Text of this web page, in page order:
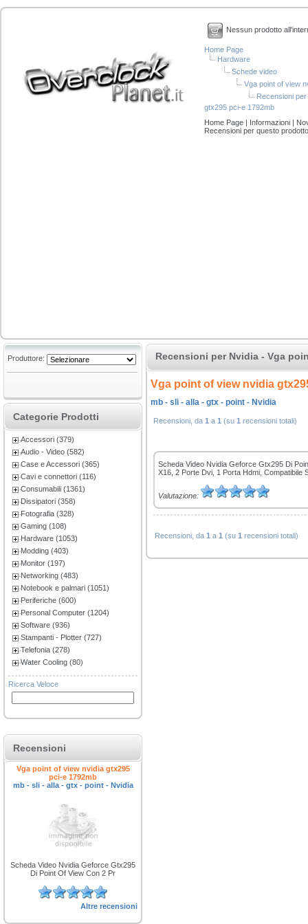
Nessun prodotto
Home Page
Hardware
Schede video
Vga point of view
Recensioni
gtx295 pci-e 1792mb
Home Page | Informazioni |
Recensioni per questo
Produttore:
Categorie Prodotti
Accessori (379)
Audio - Video (582)
Case e Accessori (365)
Cavi e connettori (116)
Consumabili (1361)
Dissipatori (358)
Fotografia (328)
Gaming (108)
Hardware (1053)
Modding (403)
Monitor (197)
Networking (483)
Notebook e palmari (1051)
Periferiche (600)
Personal Computer (1204)
Software (936)
Stampanti - Plotter (727)
Telefonia (278)
Water Cooling (80)
Ricerca Veloce
Recensioni
Vga point of view nvidia gtx295
pci-e 1792mb
mb - sli - alla - gtx - point - Nvidia
Scheda Video Nvidia Geforce Gtx295
Di Point Of View Con 2 Pr
Altre recensioni
Recensioni per Nvidia - Vga
Vga point of view nvidia
mb - sli - alla - gtx - point - Nvidia
Recensioni, da 1 a 1 (su 1 recensioni totali)
Scheda Video Nvidia Geforce Gtx295 Di
X16, 2 Porte Dvi, 1 Porta Hdmi, Compatibile
Valutazione:
Recensioni, da 1 a 1 (su 1 recensioni totali)